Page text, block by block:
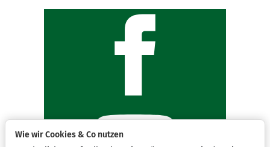
Wie wir Cookies & Co nutzen